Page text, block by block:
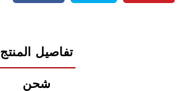
تفاصيل المنتج
شحن